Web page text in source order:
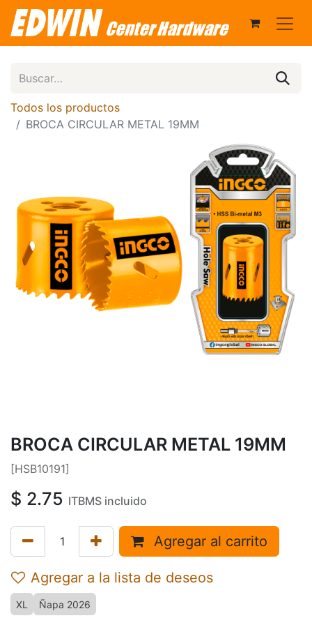
Todos los productos
BROCA CIRCULAR METAL 19MM
BROCA CIRCULAR METAL 19MM
[HSB10191]
$ 2.75 ITBMS incluido
Agregar al carrito
Agregar a la lista de deseos
XL Ñapa 2026